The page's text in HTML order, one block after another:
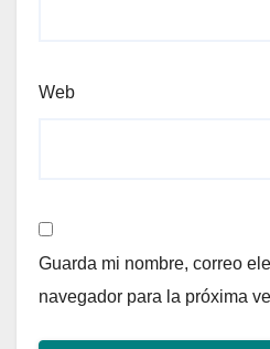
Web
Guarda mi nombre, correo
navegador para la próxima